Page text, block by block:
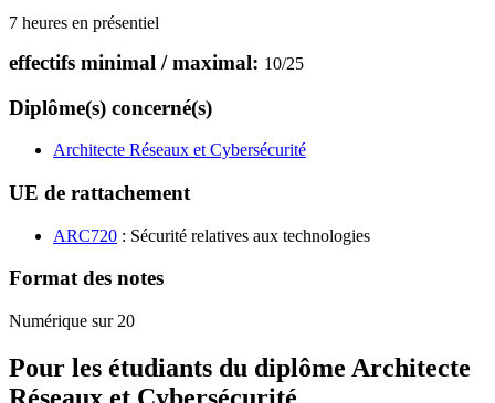
7 heures en présentiel
effectifs minimal / maximal: 10/25
Diplôme(s) concerné(s)
Architecte Réseaux et Cybersécurité
UE de rattachement
ARC720 : Sécurité relatives aux technologies
Format des notes
Numérique sur 20
Pour les étudiants du diplôme Architecte